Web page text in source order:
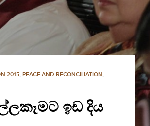
2015, PEACE AND RECONCILIATION,
ඉඩ දිය